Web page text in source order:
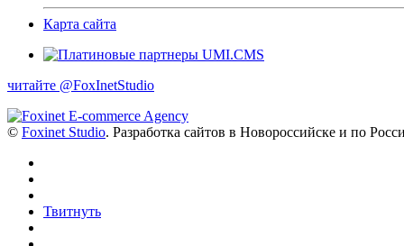
Карта сайта
читайте @FoxInetStudio
© Foxinet Studio. Разработка сайтов в Новороссийске и по
Твитнуть